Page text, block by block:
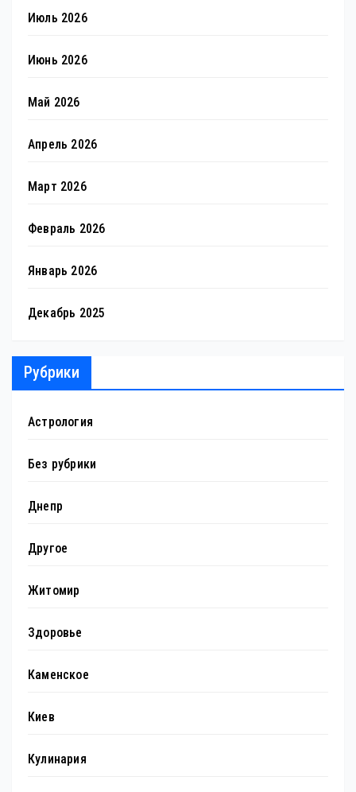
Июль 2026
Июнь 2026
Май 2026
Апрель 2026
Март 2026
Февраль 2026
Январь 2026
Декабрь 2025
Рубрики
Астрология
Без рубрики
Днепр
Другое
Житомир
Здоровье
Каменское
Киев
Кулинария